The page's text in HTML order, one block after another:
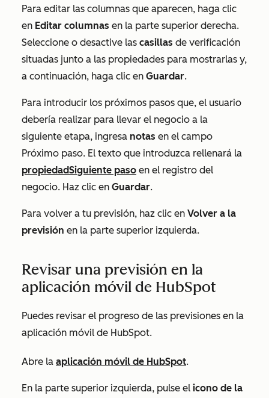
Para editar las columnas que aparecen, haga clic
en Editar columnas en la parte superior derecha.
Seleccione o desactive las casillas de verificación
situadas junto a las propiedades para mostrarlas y,
a continuación, haga clic en Guardar.
Para introducir los próximos pasos que, el usuario
debería realizar para llevar el negocio a la
siguiente etapa, ingresa notas en el campo
Próximo paso. El texto que introduzca rellenará la
propiedadSiguiente paso en el registro del
negocio. Haz clic en Guardar.
Para volver a tu previsión, haz clic en Volver a la
previsión en la parte superior izquierda.
Revisar una previsión en la
aplicación móvil de HubSpot
Puedes revisar el progreso de las previsiones en la
aplicación móvil de HubSpot.
Abre la aplicación móvil de HubSpot.
En la parte superior izquierda, pulse el icono de la